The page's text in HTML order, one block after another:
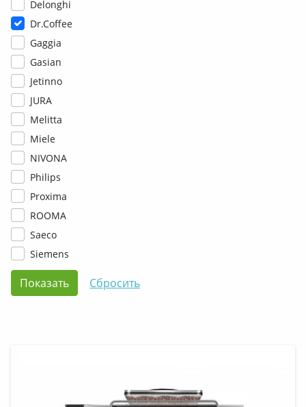
Delonghi
Dr.Coffee
Gaggia
Gasian
Jetinno
JURA
Melitta
Miele
NIVONA
Philips
Proxima
ROOMA
Saeco
Siemens